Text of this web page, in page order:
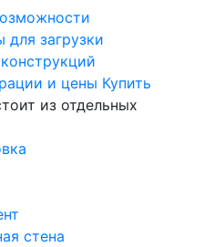
для загрузки
и цены Купить
из отдельных
стена